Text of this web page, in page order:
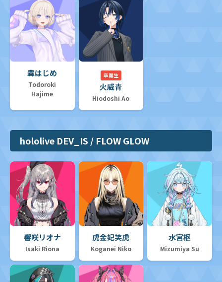
轟はじめ
Todoroki
Hajime
卒業生
火威青
Hiodoshi Ao
hololive DEV_IS / FLOW GLOW
響咲リオナ
Isaki Riona
虎金妃笑虎
Koganei Niko
水宮枢
Mizumiya Su